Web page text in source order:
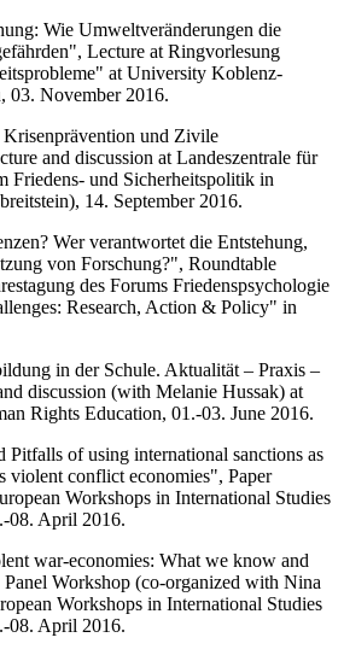
Wie Umweltveränderungen die
Lecture at Ringvorlesung
at University Koblenz-
03. November 2016.
und Zivile
and discussion at Landeszentrale für
Friedens- und Sicherheitspolitik in
14. September 2016.
Wer verantwortet die Entstehung,
von Forschung?", Roundtable
des Forums Friedenspsychologie
Research, Action & Policy" in
in der Schule. Aktualität – Praxis –
discussion (with Melanie Hussak) at
Rights Education, 01.-03. June 2016.
Pitfalls of using international sanctions as
violent conflict economies", Paper
Workshops in International Studies
08. April 2016.
war-economies: What we know and
Workshop (co-organized with Nina
Workshops in International Studies
08. April 2016.